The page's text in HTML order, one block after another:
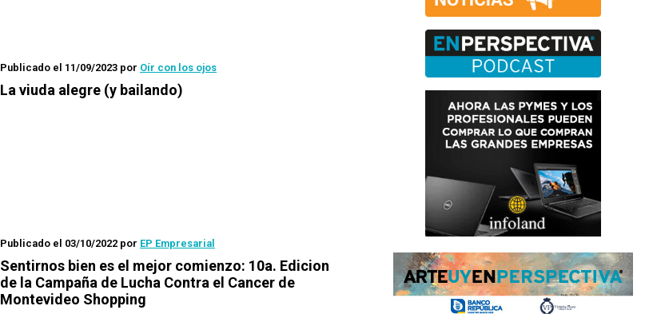
Publicado el 11/09/2023 por Oír con los ojos
La viuda alegre (y bailando)
Publicado el 03/10/2022 por EP Empresarial
Sentirnos bien es el mejor comienzo: 10a. Edicion
de la Campaña de Lucha Contra el Cancer de
Montevideo Shopping